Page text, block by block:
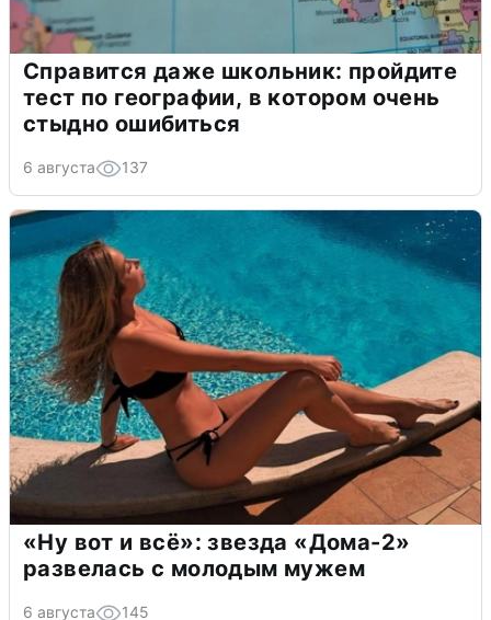
Справится даже школьник: пройдите
тест по географии, в котором очень
стыдно ошибиться
6 августа 137
«Ну вот и всё»: звезда «Дома-2»
развелась с молодым мужем
6 августа 145